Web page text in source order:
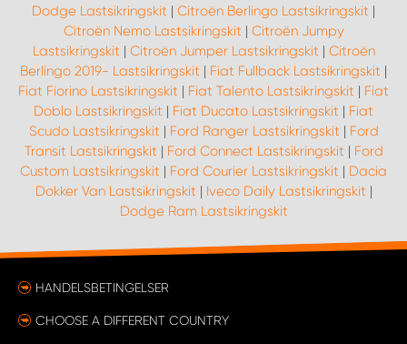
Dodge Lastsikringskit | Citroën Berlingo Lastsikringskit |
Citroën Nemo Lastsikringskit | Citroën Jumpy
Lastsikringskit | Citroën Jumper Lastsikringskit | Citroën
Berlingo 2019- Lastsikringskit | Fiat Fullback Lastsikringskit |
Fiat Fiorino Lastsikringskit | Fiat Talento Lastsikringskit | Fiat
Doblo Lastsikringskit | Fiat Ducato Lastsikringskit | Fiat
Scudo Lastsikringskit | Ford Ranger Lastsikringskit | Ford
Transit Lastsikringskit | Ford Connect Lastsikringskit | Ford
Custom Lastsikringskit | Ford Courier Lastsikringskit | Dacia
Dokker Van Lastsikringskit | Iveco Daily Lastsikringskit |
Dodge Ram Lastsikringskit
HANDELSBETINGELSER
CHOOSE A DIFFERENT COUNTRY